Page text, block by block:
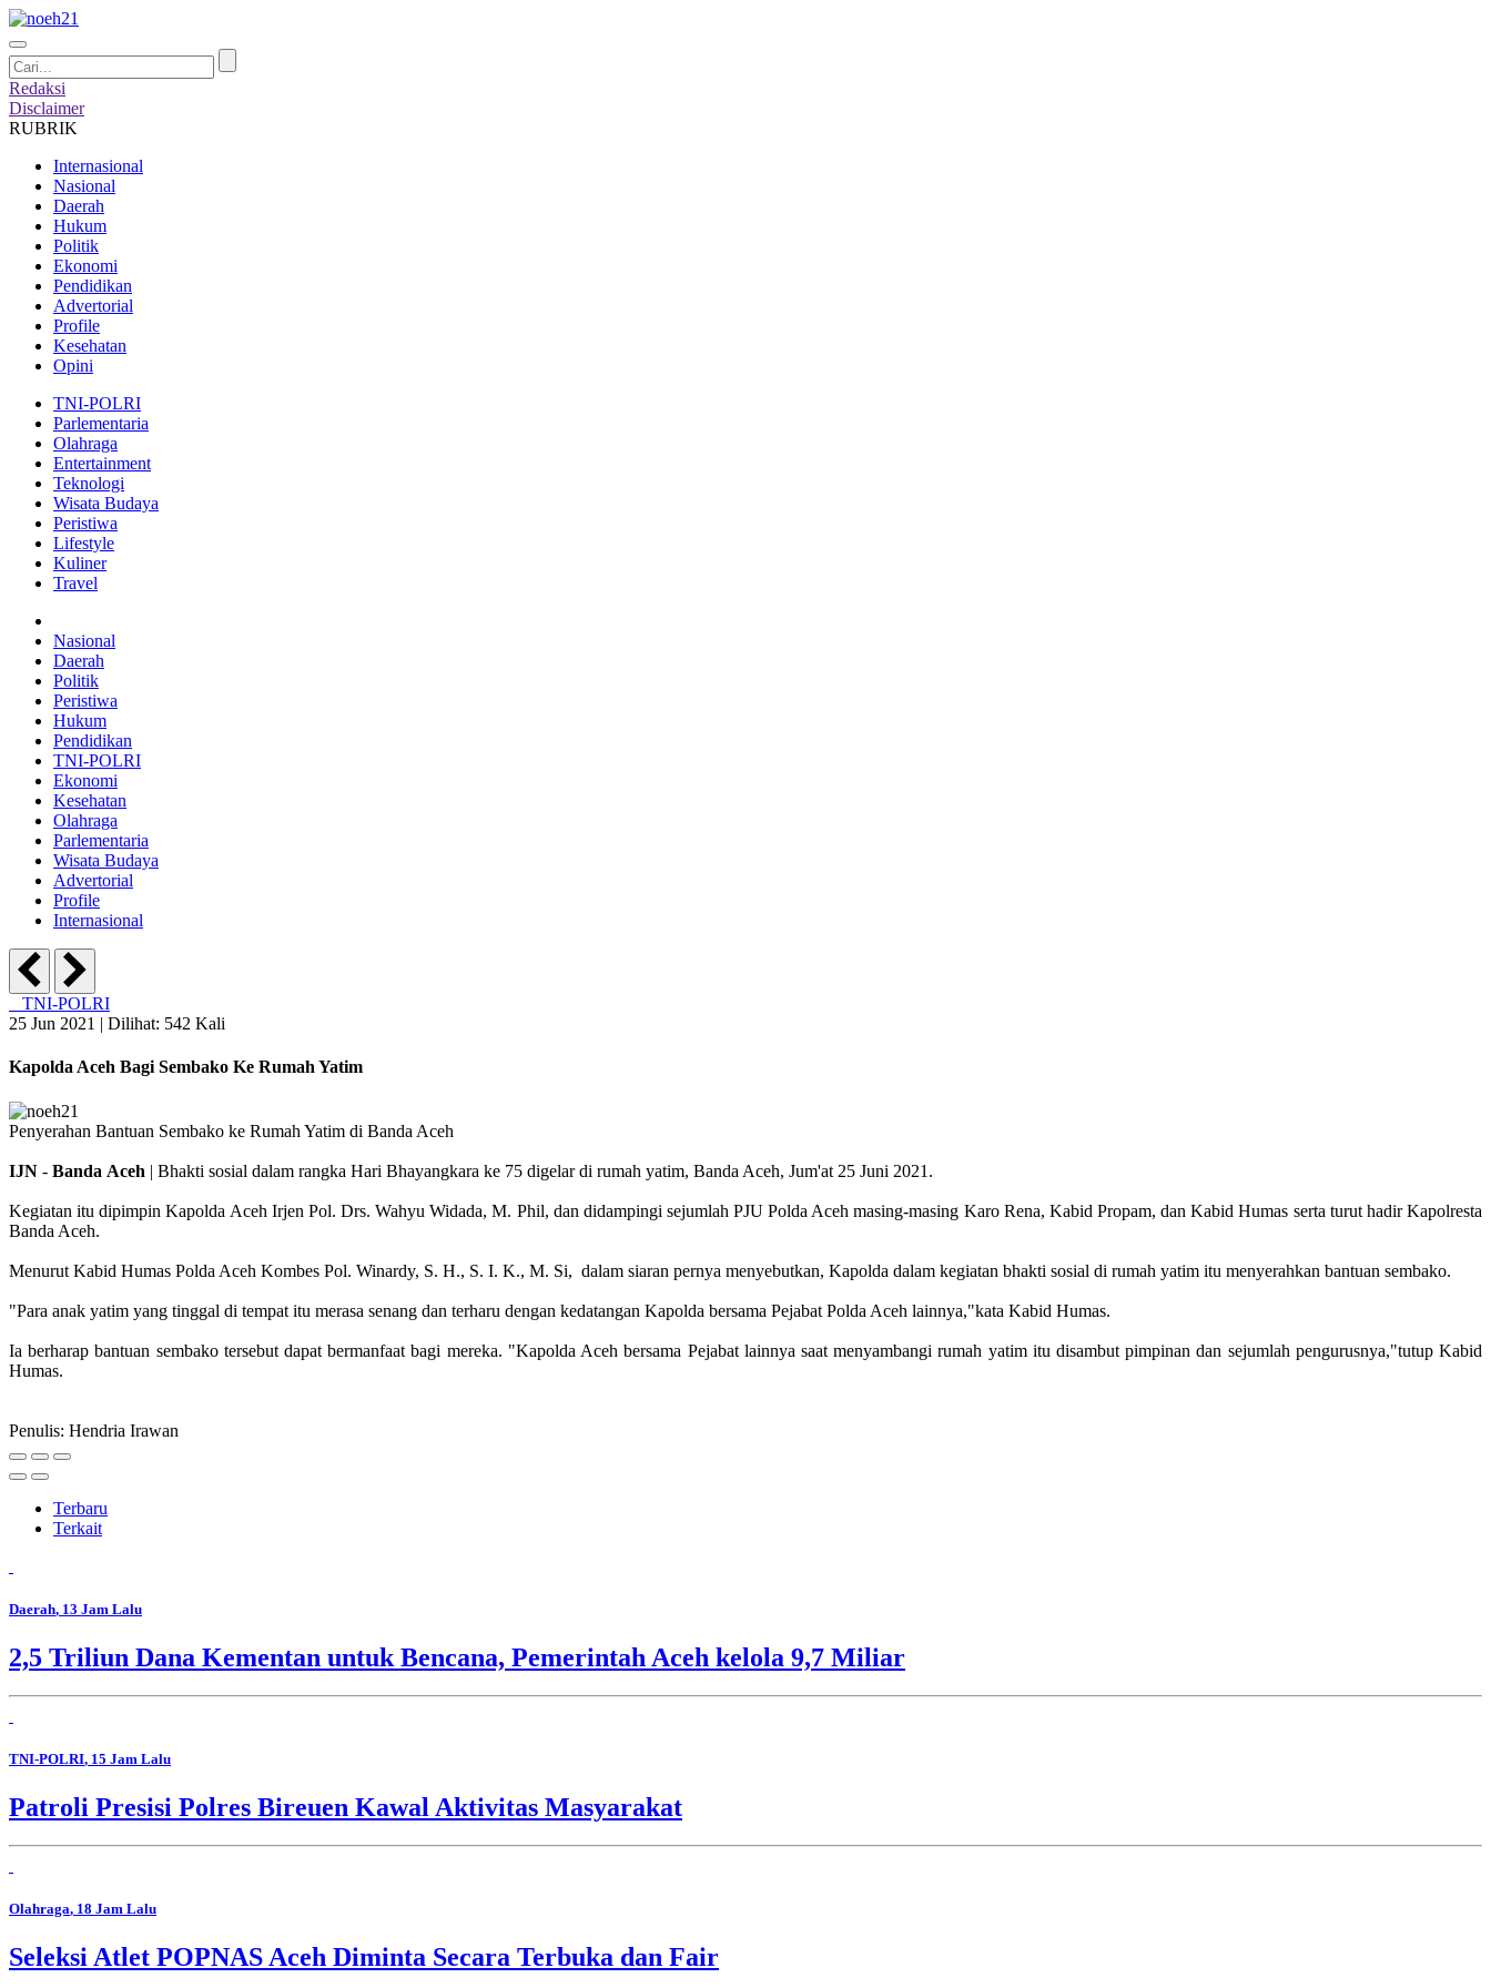
Redaksi
Disclaimer
RUBRIK
Internasional
Nasional
Daerah
Hukum
Politik
Ekonomi
Pendidikan
Advertorial
Profile
Kesehatan
Opini
TNI-POLRI
Parlementaria
Olahraga
Entertainment
Teknologi
Wisata Budaya
Peristiwa
Lifestyle
Kuliner
Travel
Nasional
Daerah
Politik
Peristiwa
Hukum
Pendidikan
TNI-POLRI
Ekonomi
Kesehatan
Olahraga
Parlementaria
Wisata Budaya
Advertorial
Profile
Internasional
TNI-POLRI
25 Jun 2021 | Dilihat: 542 Kali
Kapolda Aceh Bagi Sembako Ke Rumah Yatim
Penyerahan Bantuan Sembako ke Rumah Yatim di Banda Aceh
IJN - Banda Aceh | Bhakti sosial dalam rangka Hari Bhayangkara ke 75 digelar di rumah yatim, Banda Aceh, Jum'at 25 Juni 2021.
Kegiatan itu dipimpin Kapolda Aceh Irjen Pol. Drs. Wahyu Widada, M. Phil, dan didampingi sejumlah PJU Polda Aceh masing-masing Karo Rena, Kabid Propam, dan Kabid Humas serta turut hadir Kapolresta
Banda Aceh.
Menurut Kabid Humas Polda Aceh Kombes Pol. Winardy, S. H., S. I. K., M. Si, dalam siaran pernya menyebutkan, Kapolda dalam kegiatan bhakti sosial di rumah yatim itu menyerahkan bantuan sembako.
"Para anak yatim yang tinggal di tempat itu merasa senang dan terharu dengan kedatangan Kapolda bersama Pejabat Polda Aceh lainnya,"kata Kabid Humas.
Ia berharap bantuan sembako tersebut dapat bermanfaat bagi mereka. "Kapolda Aceh bersama Pejabat lainnya saat menyambangi rumah yatim itu disambut pimpinan dan sejumlah pengurusnya,"tutup Kabid
Humas.
Penulis: Hendria Irawan
Terbaru
Terkait
Daerah, 13 Jam Lalu
2,5 Triliun Dana Kementan untuk Bencana, Pemerintah Aceh kelola 9,7 Miliar
TNI-POLRI, 15 Jam Lalu
Patroli Presisi Polres Bireuen Kawal Aktivitas Masyarakat
Olahraga, 18 Jam Lalu
Seleksi Atlet POPNAS Aceh Diminta Secara Terbuka dan Fair